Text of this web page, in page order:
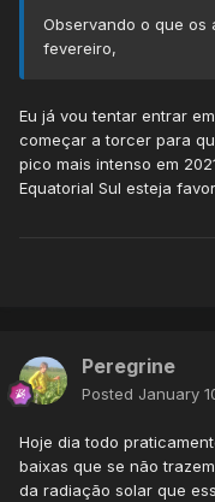
janeiro se mostrou
formação de muitas
Observando o que os
fevereiro,
Eu já vou tentar entrar
começar a torcer para
pico mais intenso em
Equatorial Sul esteja
Peregrine
Posted January
Hoje dia todo
baixas que se não
da radiação solar que